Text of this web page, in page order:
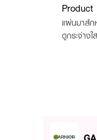
Product
แผ่นมาส์
ดูกระจ่างใ